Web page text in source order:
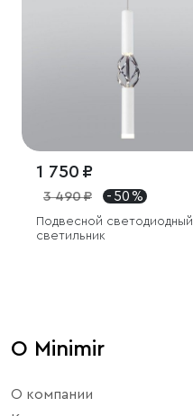
1 750 ₽
3 490 ₽ - 50 %
Подвесной светодиодный
светильник
О Minimir
О компании